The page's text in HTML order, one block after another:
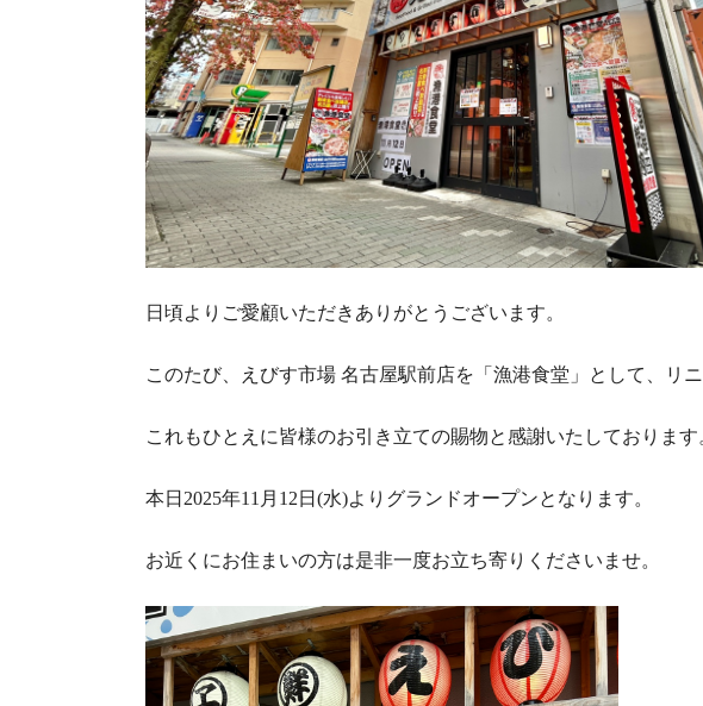
日頃よりご愛顧いただきありがとうございます。
このたび、えびす市場 名古屋駅前店を「漁港食堂」として、リ
これもひとえに皆様のお引き立ての賜物と感謝いたしております
本日2025年11月12日(水)よりグランドオープンとなります。
お近くにお住まいの方は是非一度お立ち寄りくださいませ。